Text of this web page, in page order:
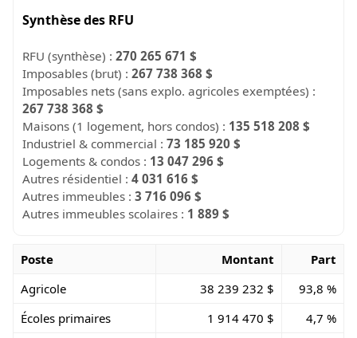
Synthèse des RFU
RFU (synthèse) :270 265 671 $
Imposables (brut) :267 738 368 $
Imposables nets (sans explo. agricoles exemptées) :
267 738 368 $
Maisons (1 logement, hors condos) : 135 518 208 $
Industriel & commercial :73 185 920 $
Logements & condos : 13 047 296 $
Autres résidentiel :4 031 616 $
Autres immeubles :3 716 096 $
Autres immeubles scolaires : 1 889 $
Poste Montant
Part
Agricole
38 239 232 $
93,8 %
Écoles primaires
1 914 470 $
4,7 %